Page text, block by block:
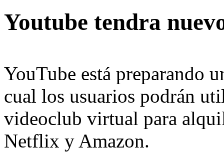
Youtube tendra
YouTube está preparando
cual los usuarios podrán
videoclub virtual para
Netflix y Amazon.